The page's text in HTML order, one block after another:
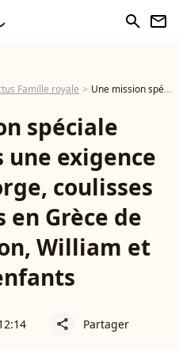
search newsletter
Famille royale Une mission spéciale réalisée après une exigence du prince George, coulisses des vacances en Grèce de Kate Middleton, William et leurs enfants
spéciale
une exigence
coulisses
en Grèce de
William et
share Partager